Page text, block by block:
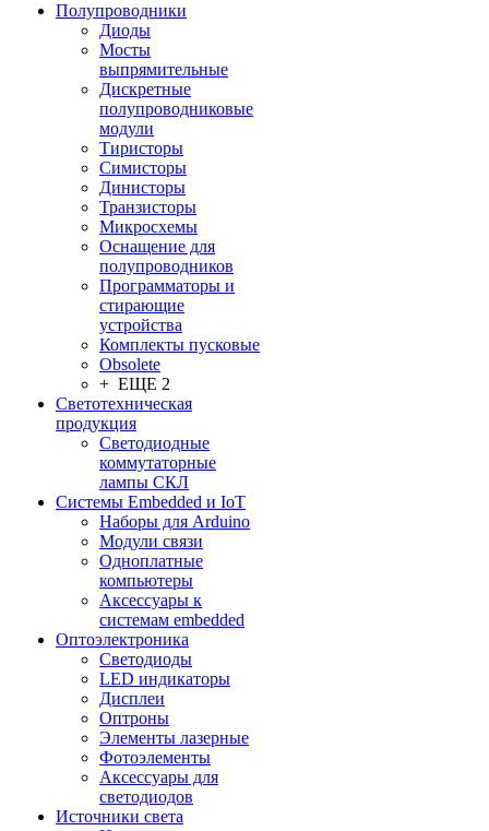
Полупроводники
Диоды
Мосты
выпрямительные
Дискретные
полупроводниковые
модули
Тиристоры
Симисторы
Динисторы
Транзисторы
Микросхемы
Оснащение для
полупроводников
Программаторы и
стирающие
устройства
Комплекты пусковые
Obsolete
+ ЕЩЕ 2
Светотехническая
продукция
Светодиодные
коммутаторные
лампы СКЛ
Системы Embedded и IoT
Наборы для Arduino
Модули связи
Одноплатные
компьютеры
Аксессуары к
системам embedded
Oптоэлектроника
Светодиоды
LED индикаторы
Дисплеи
Оптроны
Элементы лазерные
Фотоэлементы
Аксессуары для
светодиодов
Источники света